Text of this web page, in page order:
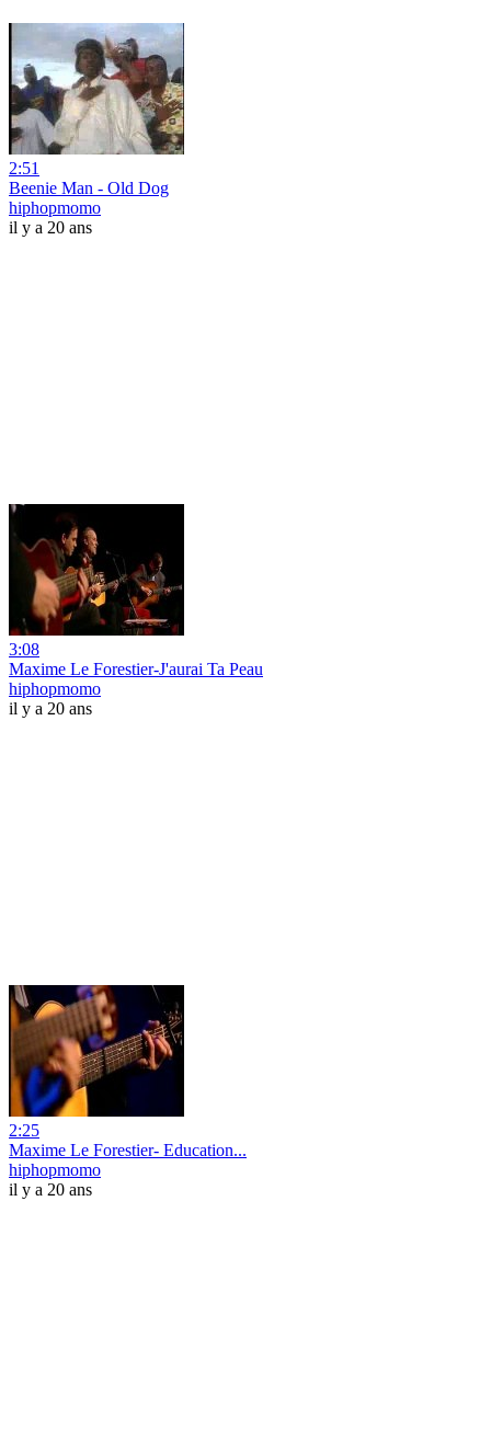
2:51
Beenie Man - Old Dog
hiphopmomo
il y a 20 ans
3:08
Maxime Le Forestier-J'aurai Ta Peau
hiphopmomo
il y a 20 ans
2:25
Maxime Le Forestier- Education...
hiphopmomo
il y a 20 ans